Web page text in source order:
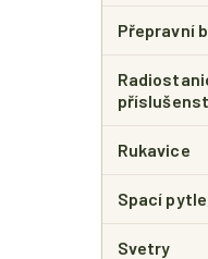
Přepravní
Rukavice
Spací
Svetry